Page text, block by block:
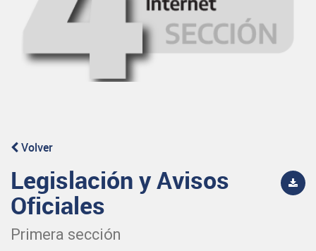
Volver
Legislación y Avisos
Oficiales
Primera sección